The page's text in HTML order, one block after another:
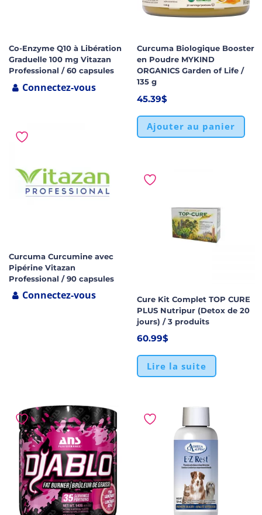
Co-Enzyme Q10 à Libération
Graduelle 100 mg Vitazan
Professional / 60 capsules
Connectez-vous
Curcuma Biologique Booster
en Poudre MYKIND
ORGANICS Garden of Life /
135 g
45.39$
Ajouter au panier
Curcuma Curcumine avec
Pipérine Vitazan
Professional / 90 capsules
Connectez-vous
Cure Kit Complet TOP CURE
PLUS Nutripur (Detox de 20
jours) / 3 produits
60.99$
Lire la suite